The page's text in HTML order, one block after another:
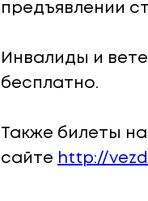
предъявлении
Инвалиды и
бесплатно.
Также билеты
сайте http://